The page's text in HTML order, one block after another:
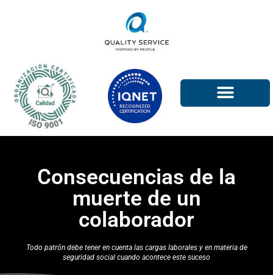
Consecuencias de la
muerte de un
colaborador
Todo patrón debe tener en cuenta las cargas laborales y en materia de
seguridad social cuando acontece este suceso